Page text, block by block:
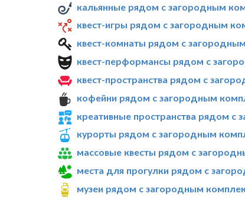
кальянные рядом с загородным
квест-игры рядом с загородным
квест-комнаты рядом с
квест-перформансы рядом с
квест-пространства рядом с
кофейни рядом с загородным
креативные пространства рядом с
курорты рядом с загородным
массовые квесты рядом с
места для прогулки рядом с
музеи рядом с загородным